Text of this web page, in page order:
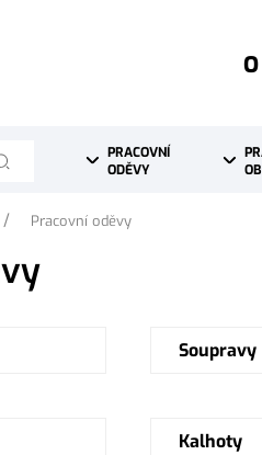
PRACOVNÍ
ODĚVY
/ Pracovní oděvy
Soupravy
Kalhoty